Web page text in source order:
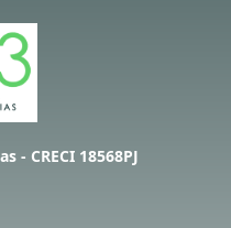
- CRECI 18568PJ